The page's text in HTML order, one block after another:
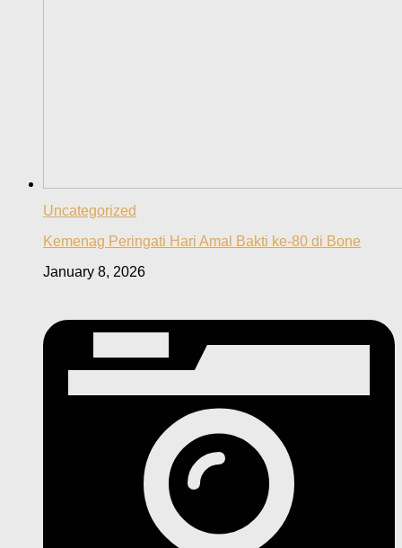
Uncategorized
Kemenag Peringati Hari Amal Bakti ke-80 di Bone
January 8, 2026